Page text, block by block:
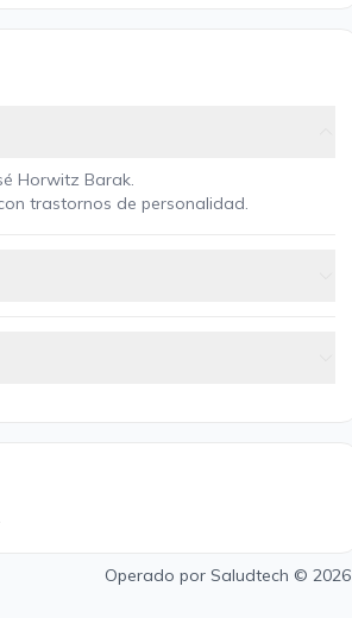
Horwitz Barak.
trastornos de personalidad.
Operado por Saludtech © 2026